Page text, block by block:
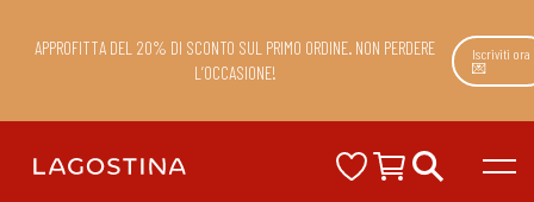
APPROFITTA DEL 20% DI SCONTO SUL PRIMO ORDINE. NON PERDERE
L’OCCASIONE!
Iscriviti ora
💌